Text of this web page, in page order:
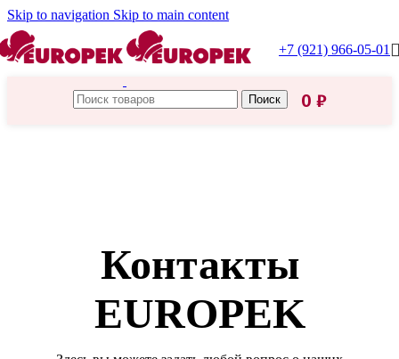
Skip to navigation Skip to main content
+7 (921) 966-05-01
Поиск 0 ₽
Контакты
EUROPEK